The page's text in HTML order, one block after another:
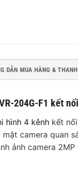
DẪN MUA HÀNG &
204G-F1 kết
hình 4 kênh kết
camera quan
ảnh camera